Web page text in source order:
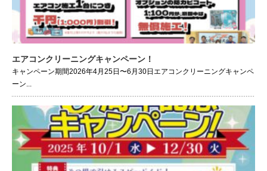
エアコンクリーニングキャンペーン！
キャンペーン期間2026年4月25日〜6月30日エアコンクリーニングキャンペ
ーン...